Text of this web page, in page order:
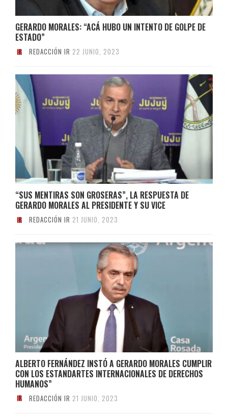
GERARDO MORALES: “ACÁ HUBO UN INTENTO DE GOLPE DE
ESTADO”
REDACCIÓN IR 22 JUNIO, 2023
“SUS MENTIRAS SON GROSERAS”, LA RESPUESTA DE
GERARDO MORALES AL PRESIDENTE Y SU VICE
REDACCIÓN IR 21 JUNIO, 2023
ALBERTO FERNÁNDEZ INSTÓ A GERARDO MORALES CUMPLIR
CON LOS ESTANDARTES INTERNACIONALES DE DERECHOS
HUMANOS”
REDACCIÓN IR 21 JUNIO, 2023